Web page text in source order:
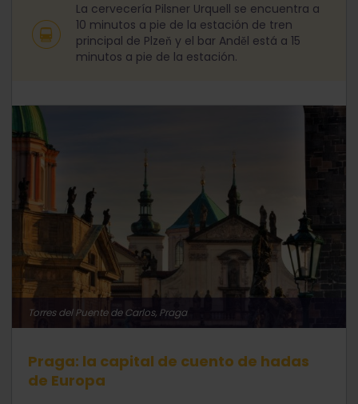
La cervecería Pilsner Urquell se encuentra a
10 minutos a pie de la estación de tren
principal de Plzeň y el bar Anděl está a 15
minutos a pie de la estación.
Torres del Puente de Carlos, Praga
Praga: la capital de cuento de hadas
de Europa